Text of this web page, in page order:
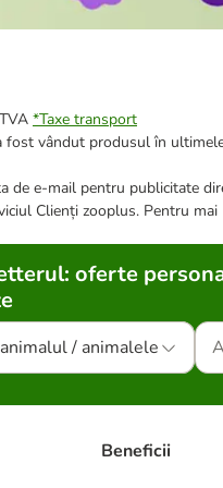
*Taxe transport
fost vândut produsul în
de e-mail pentru publicitate
Clienți zooplus. Pentru
oferte
/ animalele
Beneficii